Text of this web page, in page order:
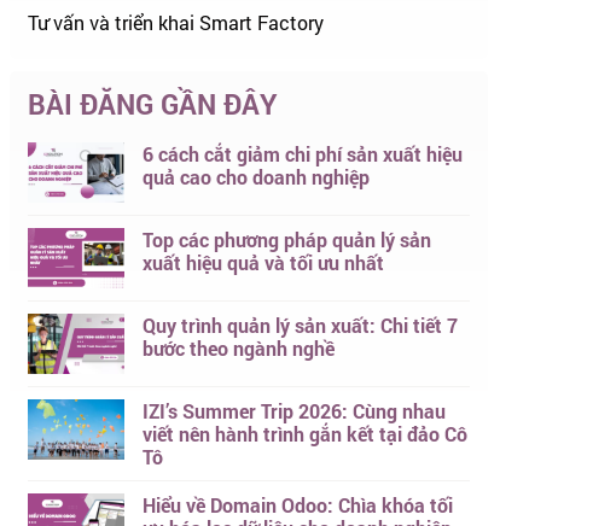
Tư vấn và triển khai Smart Factory
BÀI ĐĂNG GẦN ĐÂY
6 cách cắt giảm chi phí sản xuất hiệu
quả cao cho doanh nghiệp
Top các phương pháp quản lý sản
xuất hiệu quả và tối ưu nhất
Quy trình quản lý sản xuất: Chi tiết 7
bước theo ngành nghề
IZI’s Summer Trip 2026: Cùng nhau
viết nên hành trình gắn kết tại đảo Cô
Tô
Hiểu về Domain Odoo: Chìa khóa tối